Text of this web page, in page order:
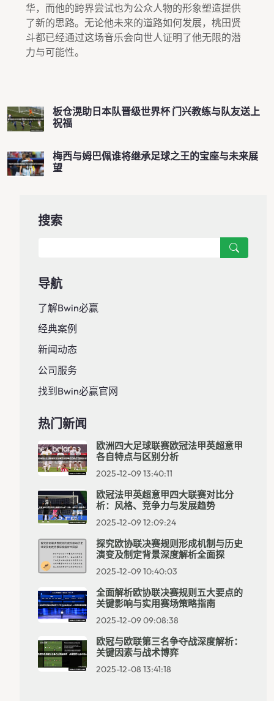
华，而他的跨界尝试也为公众人物的形象塑造提供
了新的思路。无论他未来的道路如何发展，桃田贤
斗都已经通过这场音乐会向世人证明了他无限的潜
力与可能性。
板仓滉助日本队晋级世界杯 门兴教练与队友送上
祝福
梅西与姆巴佩谁将继承足球之王的宝座与未来展
望
搜索
导航
了解Bwin必赢
经典案例
新闻动态
公司服务
找到Bwin必赢官网
热门新闻
欧洲四大足球联赛欧冠法甲英超意甲
各自特点与区别分析
2025-12-09 13:40:11
欧冠法甲英超意甲四大联赛对比分
析：风格、竞争力与发展趋势
2025-12-09 12:09:24
探究欧协联决赛规则形成机制与历史
演变及制定背景深度解析全面探
2025-12-09 10:40:03
全面解析欧协联决赛规则五大要点的
关键影响与实用赛场策略指南
2025-12-09 09:08:38
欧冠与欧联第三名争夺战深度解析：
关键因素与战术博弈
2025-12-08 13:41:18